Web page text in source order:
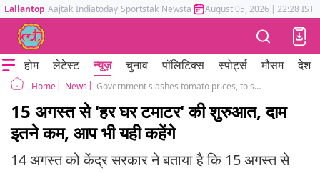
Lallantop Aajtak Indiatoday Sportstak Newstak Mumbai Tak Astrotak
August 05, 2026 | 22:28 IST
होम लेटेस्ट न्यूज़ चुनाव पॉलिटिक्स स्पोर्ट्स मौसम देश
Home News Government slashes tomato prices, to sell at Rs 50 per kg from August 15
15 अगस्त से 'हर घर टमाटर' की शुरुआत, दाम
इतने कम, आप भी यही कहेंगे
14 अगस्त को केंद्र सरकार ने बताया है कि 15 अगस्त से